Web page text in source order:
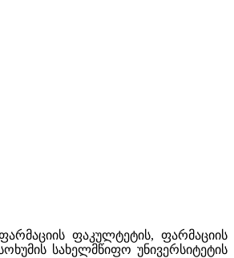
ფაკულტეტის, ფარმაციის
სახელმწიფო უნივერსიტეტის